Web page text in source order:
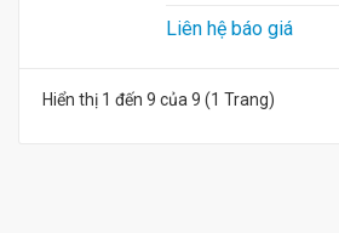
Liên hệ báo giá
Hiển thị 1 đến 9 của 9 (1 Trang)